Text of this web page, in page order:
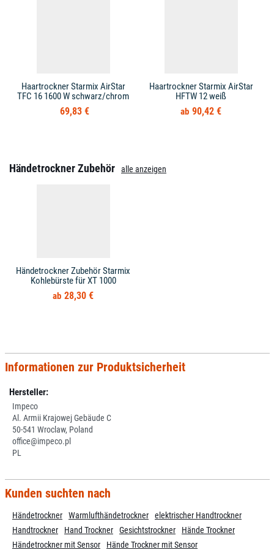
Haartrockner Starmix AirStar
TFC 16 1600 W schwarz/chrom
69,83 €
Haartrockner Starmix AirStar
HFTW 12 weiß
90,42 €
Händetrockner Zubehör alle anzeigen
Händetrockner Zubehör Starmix
Kohlebürste für XT 1000
28,30 €
Informationen zur Produktsicherheit
Hersteller:
Impeco
Al. Armii Krajowej Gebäude C
50-541 Wroclaw, Poland
office@impeco.pl
PL
Kunden suchten nach
Händetrockner Warmlufthändetrockner
elektrischer Handtrockner
Handtrockner
Hand Trockner Gesichtstrockner
Hände Trockner
Händetrockner mit Sensor
Hände Trockner mit Sensor